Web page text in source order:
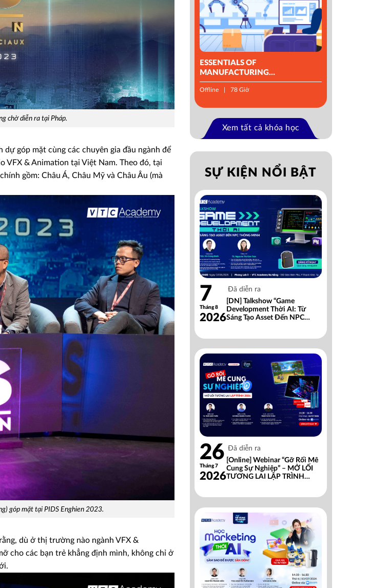
chờ diễn ra tại Pháp.
dự góp mặt cùng các chuyên gia đầu ngành để
VFX & Animation tại Việt Nam. Theo đó, tại
gồm: Châu Á, Châu Mỹ và Châu Âu (mà
góp mặt tại PIDS Enghien 2023.
dù ở thị trường nào ngành VFX &
cho các bạn trẻ khẳng định mình, không chỉ ở
ESSENTIALS OF
MANUFACTURING
MANAGEMENT
Offline 78 Giờ
Xem tất cả khóa học
SỰ KIỆN NỔI BẬT
7
Tháng 8
2026
Đã diễn ra
[DN] Talkshow “Game
Development Thời AI: Từ
Sáng Tạo Asset Đến NPC
26
Tháng 7
2026
Đã diễn ra
[Online] Webinar “Gỡ Rối Mê
Cung Sự Nghiệp” – MỞ LỐI
TƯƠNG LAI LẬP TRÌNH